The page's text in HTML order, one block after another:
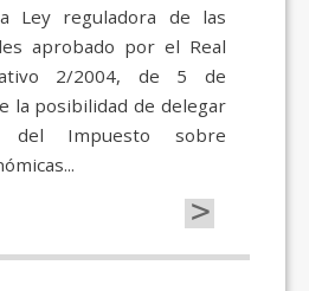
Ley reguladora de las
aprobado por el Real
2/2004, de 5 de
la posibilidad de delegar
del Impuesto sobre
>